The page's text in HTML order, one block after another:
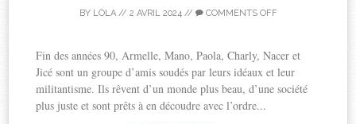
BY LOLA// 2 AVRIL 2024// COMMENTS OFF
Fin des années 90, Armelle, Mano, Paola, Charly, Nacer et
Jicé sont un groupe d’amis soudés par leurs idéaux et leur
militantisme. Ils rêvent d’un monde plus beau, d’une société
plus juste et sont prêts à en découdre avec l’ordre...